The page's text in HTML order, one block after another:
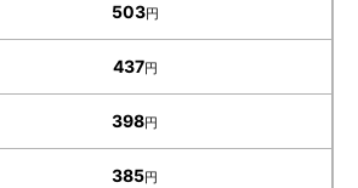
る カートへ進む
503円
437円
398円
385円